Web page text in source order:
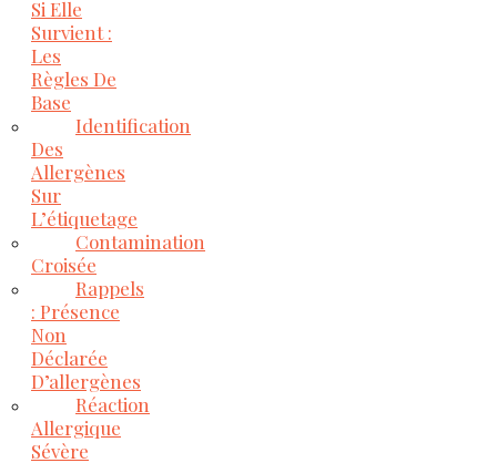
Si Elle
Survient :
Les
Règles De
Base
Identification
Des
Allergènes
Sur
L’étiquetage
Contamination
Croisée
Rappels
: Présence
Non
Déclarée
D’allergènes
Réaction
Allergique
Sévère